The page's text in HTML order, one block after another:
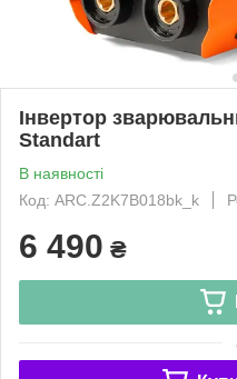
Інвертор
Standart
В наявності
Код: ARC.Z2K7B018bk_k
6 490 ₴